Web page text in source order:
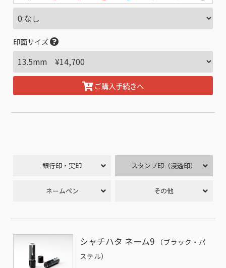
印面サイズ
ご購入手続きへ
銀行印・実印 スタンプ印（浸透印）
ネームペン その他
シャチハタ ネーム9
（ブラック・パ
ステル）